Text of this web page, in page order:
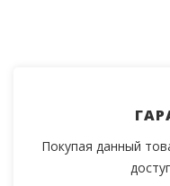
Покупая данный